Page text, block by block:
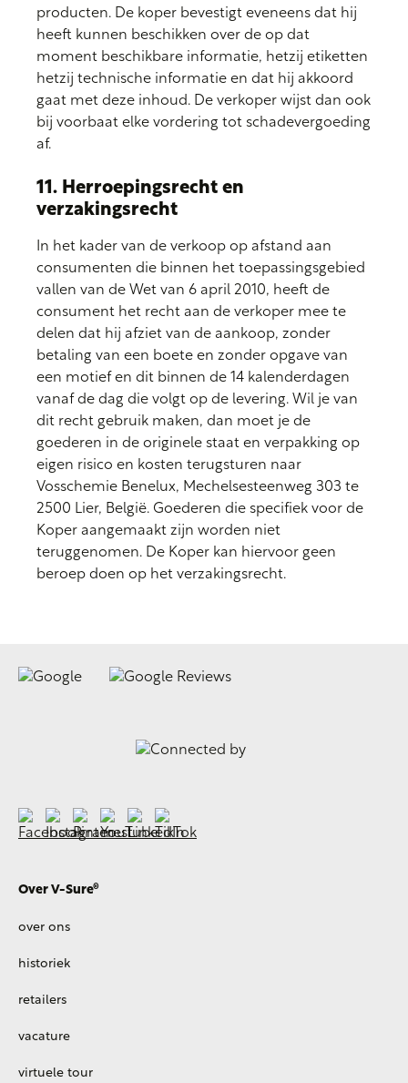
producten. De koper bevestigt eveneens dat hij
heeft kunnen beschikken over de op dat
moment beschikbare informatie, hetzij etiketten
hetzij technische informatie en dat hij akkoord
gaat met deze inhoud. De verkoper wijst dan ook
bij voorbaat elke vordering tot schadevergoeding
af.
11. Herroepingsrecht en
verzakingsrecht
In het kader van de verkoop op afstand aan
consumenten die binnen het toepassingsgebied
vallen van de Wet van 6 april 2010, heeft de
consument het recht aan de verkoper mee te
delen dat hij afziet van de aankoop, zonder
betaling van een boete en zonder opgave van
een motief en dit binnen de 14 kalenderdagen
vanaf de dag die volgt op de levering. Wil je van
dit recht gebruik maken, dan moet je de
goederen in de originele staat en verpakking op
eigen risico en kosten terugsturen naar
Vosschemie Benelux, Mechelsesteenweg 303 te
2500 Lier, België. Goederen die specifiek voor de
Koper aangemaakt zijn worden niet
teruggenomen. De Koper kan hiervoor geen
beroep doen op het verzakingsrecht.
Over V-Sure®
over ons
historiek
retailers
vacature
virtuele tour